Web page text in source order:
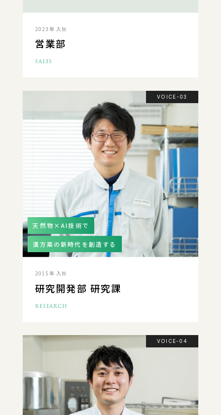
2023年 入社
営業部
SALES
VOICE-03
天然物×AI技術で
漢方薬の新時代を創造する
2015年 入社
研究開発部 研究課
RESEARCH
VOICE-04